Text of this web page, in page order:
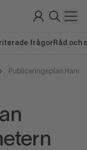
frågor Råd och
Publiceringsplan